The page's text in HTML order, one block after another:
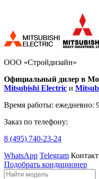
ООО «Стройдизайн»
Официальный дилер в
Mitsubishi Electric и
Время работы: ежедневно:
Заказ по телефону:
8 (495) 740-23-24
WhatsApp Telegram
Подобрать кондиционер